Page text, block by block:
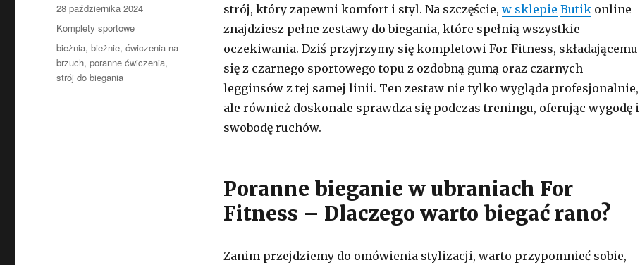
strój, który zapewni komfort i styl. Na szczęście, w sklepie Butikonline
znajdziesz pełne zestawy do biegania, które spełnią wszystkie
oczekiwania. Dziś przyjrzymy się kompletowi For Fitness, składającemu
się z czarnego sportowego topu z ozdobną gumą oraz czarnych
legginsów z tej samej linii. Ten zestaw nie tylko wygląda profesjonalnie,
ale również doskonale sprawdza się podczas treningu, oferując wygodę i
swobodę ruchów.
Poranne bieganie w ubraniach For
Fitness – Dlaczego warto biegać rano?
Zanim przejdziemy do omówienia stylizacji, warto przypomnieć sobie,
Opublikowano
28 października 2024
Kategorie
Komplety sportowe
Tagi
bieżnia,bieżnie,ćwiczenia na
brzuch,poranne ćwiczenia,
strój do biegania